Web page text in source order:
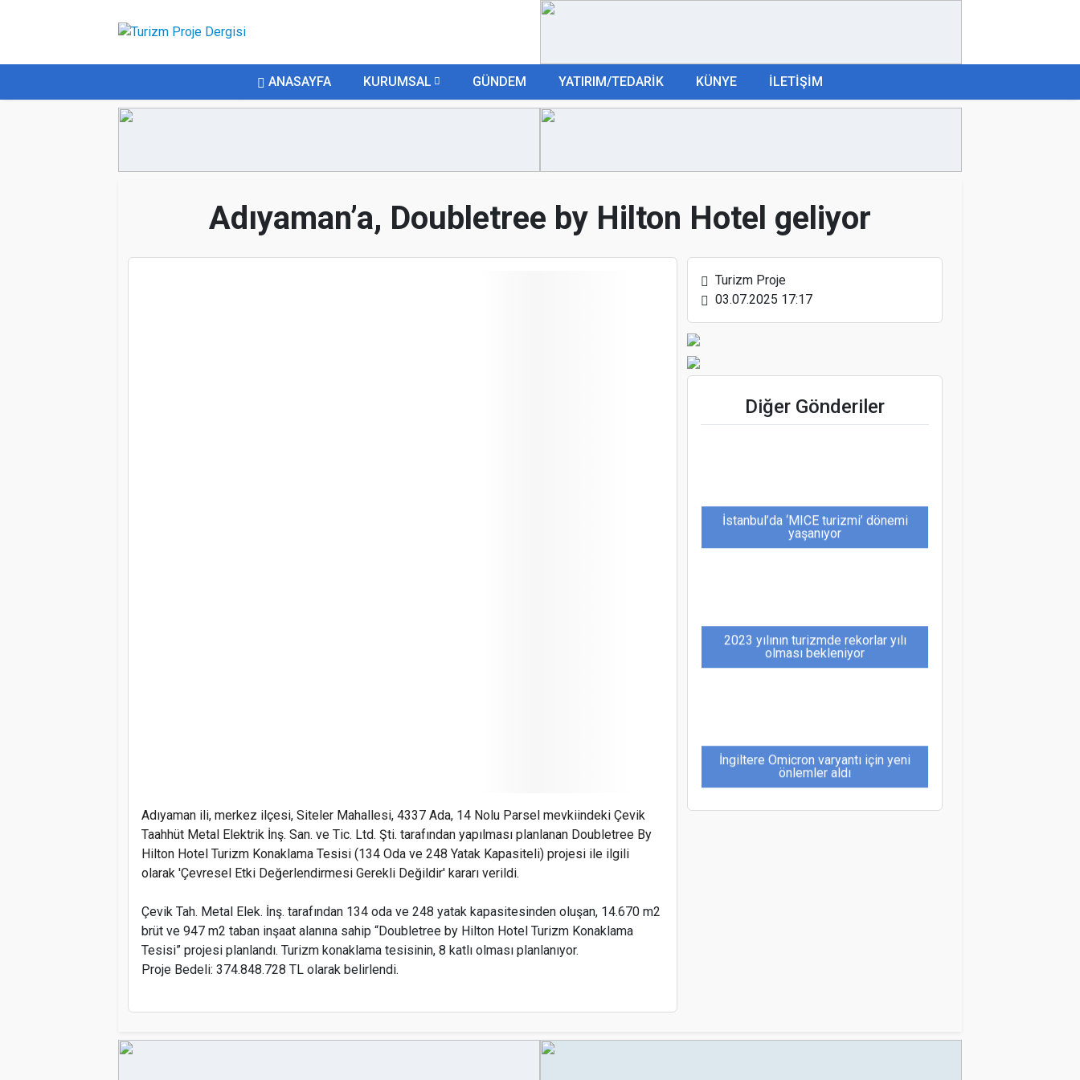
ANASAYFA KURUMSAL GÜNDEM YATIRIM/TEDARİK KÜNYE İLETİŞİM
Adıyaman’a, Doubletree by Hilton Hotel geliyor
Adıyaman ili, merkez ilçesi, Siteler Mahallesi, 4337 Ada, 14 Nolu Parsel mevkiindeki Çevik
Taahhüt Metal Elektrik İnş. San. ve Tic. Ltd. Şti. tarafından yapılması planlanan Doubletree By
Hilton Hotel Turizm Konaklama Tesisi (134 Oda ve 248 Yatak Kapasiteli) projesi ile ilgili
olarak 'Çevresel Etki Değerlendirmesi Gerekli Değildir' kararı verildi.
Çevik Tah. Metal Elek. İnş. tarafından 134 oda ve 248 yatak kapasitesinden oluşan, 14.670 m2
brüt ve 947 m2 taban inşaat alanına sahip “Doubletree by Hilton Hotel Turizm Konaklama
Tesisi” projesi planlandı. Turizm konaklama tesisinin, 8 katlı olması planlanıyor.
Proje Bedeli: 374.848.728 TL olarak belirlendi.
Turizm Proje
03.07.2025 17:17
Diğer Gönderiler
Seçimlerin sone ermesi ve okulların
kapanmasıyla Rusya’dan Türkiye'ye
tur satışları arttı
Önlemlerinde” A Listesi’nde
İstanbul’da ‘MICE turizmi’ dönemi
yaşanıyor
2023 yılının turizmde rekorlar yılı
olması bekleniyor
İngiltere Omicron varyantı için yeni
önlemler aldı